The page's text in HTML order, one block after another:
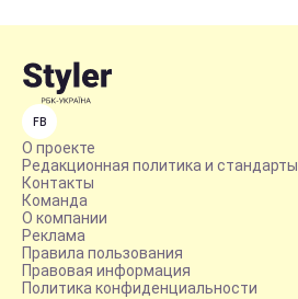
FB
О проекте
Редакционная политика и стандарты
Контакты
Команда
О компании
Реклама
Правила пользования
Правовая информация
Политика конфиденциальности